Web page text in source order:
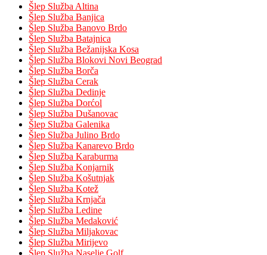
Šlep Služba Altina
Šlep Služba Banjica
Šlep Služba Banovo Brdo
Šlep Služba Batajnica
Šlep Služba Bežanijska Kosa
Šlep Služba Blokovi Novi Beograd
Šlep Služba Borča
Šlep Služba Cerak
Šlep Služba Dedinje
Šlep Služba Dorćol
Šlep Služba Dušanovac
Šlep Služba Galenika
Šlep Služba Julino Brdo
Šlep Služba Kanarevo Brdo
Šlep Služba Karaburma
Šlep Služba Konjarnik
Šlep Služba Košutnjak
Šlep Služba Kotež
Šlep Služba Krnjača
Šlep Služba Ledine
Šlep Služba Medaković
Šlep Služba Miljakovac
Šlep Služba Mirijevo
Šlep Služba Naselje Golf